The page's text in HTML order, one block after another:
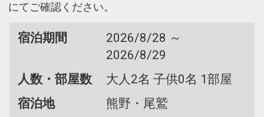
にてご確認ください。
宿泊期間
2026/8/28 ～
2026/8/29
人数・部屋数
大人2名 子供0名 1部屋
宿泊地
熊野・尾鷲